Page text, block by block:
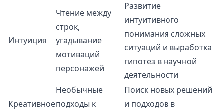
Интуиция
Чтение между
строк,
угадывание
мотиваций
персонажей
Развитие
интуитивного
понимания сложных
ситуаций и выработка
гипотез в научной
деятельности
Креативное
Необычные
подходы к
Поиск новых решений
и подходов в